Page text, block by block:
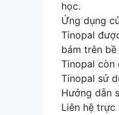
học.
Ứng dụng
Tinopal
bám trên
Tinopal còn
Tinopal sử
Hướng dẫn
Liên hệ trực